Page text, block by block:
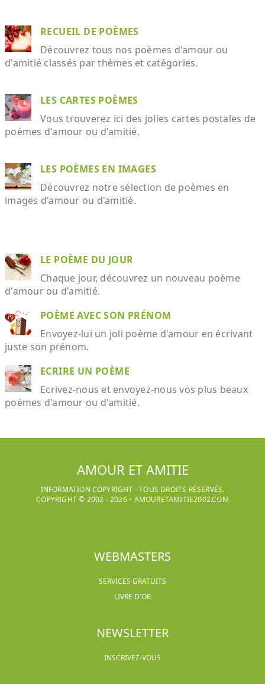
RECUEIL DE POÈMES
Découvrez tous nos poèmes d'amour ou
d'amitié classés par thèmes et catégories.
LES CARTES POÈMES
Vous trouverez ici des jolies cartes postales de
poèmes d'amour ou d'amitié.
LES POÈMES EN IMAGES
Découvrez notre sélection de poèmes en
images d'amour ou d'amitié.
LE POÈME DU JOUR
Chaque jour, découvrez un nouveau poème
d'amour ou d'amitié.
POÈME AVEC SON PRÉNOM
Envoyez-lui un joli poème d'amour en écrivant
juste son prénom.
ECRIRE UN POÈME
Ecrivez-nous et envoyez-nous vos plus beaux
poèmes d'amour ou d'amitié.
AMOUR ET AMITIE
INFORMATION COPYRIGHT - TOUS DROITS RÉSERVÉS.
COPYRIGHT © 2002 -2026• AMOURETAMITIE2002.COM
WEBMASTERS
SERVICES GRATUITS
LIVRE D'OR
NEWSLETTER
INSCRIVEZ-VOUS